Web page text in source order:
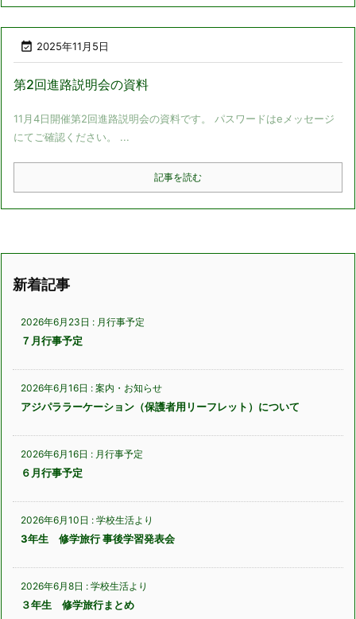
 2025年11月5日
第2回進路説明会の資料
11月4日開催第2回進路説明会の資料です。 パスワードはeメッセージ
にてご確認ください。 ...
記事を読む
新着記事
2026年6月23日 : 月行事予定
７月行事予定
2026年6月16日 : 案内・お知らせ
アジパララーケーション（保護者用リーフレット）について
2026年6月16日 : 月行事予定
６月行事予定
2026年6月10日 : 学校生活より
3年生 修学旅行 事後学習発表会
2026年6月8日 : 学校生活より
３年生 修学旅行まとめ